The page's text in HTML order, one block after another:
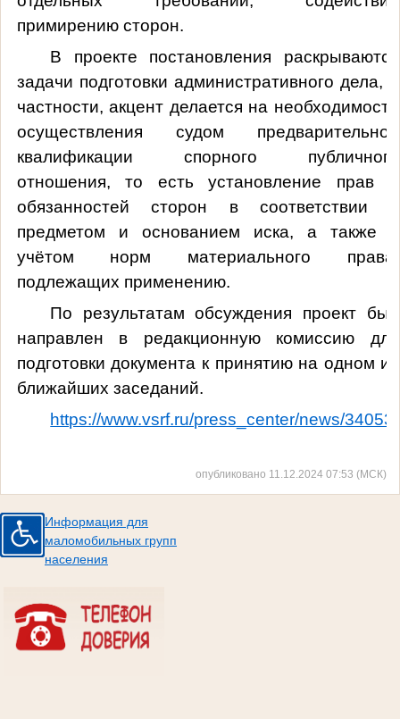
примирению сторон.
В проекте постановления раскрываются
задачи подготовки административного дела, в
частности, акцент делается на необходимости
осуществления судом предварительной
квалификации спорного публичного
отношения, то есть установление прав и
обязанностей сторон в соответствии с
предметом и основанием иска, а также с
учётом норм материального права,
подлежащих применению.
По результатам обсуждения проект был
направлен в редакционную комиссию для
подготовки документа к принятию на одном из
ближайших заседаний.
https://www.vsrf.ru/press_center/news/34053/
опубликовано 11.12.2024 07:53 (МСК)
Информация для
маломобильных групп
населения